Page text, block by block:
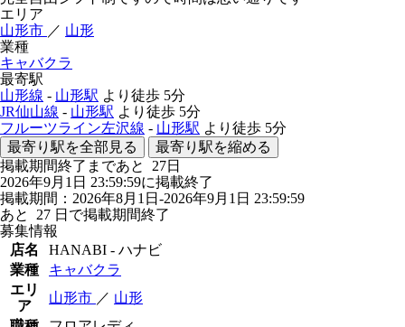
エリア
山形市 ／ 山形
業種
キャバクラ
最寄駅
山形線 - 山形駅 より徒歩 5分
JR仙山線 - 山形駅 より徒歩 5分
フルーツライン左沢線 - 山形駅 より徒歩 5分
最寄り駅を全部見る
最寄り駅を縮める
掲載期間終了まであと 27日
2026年9月1日 23:59:59に掲載終了
掲載期間：2026年8月1日-2026年9月1日 23:59:59
あと 27 日で掲載期間終了
募集情報
店名
HANABI - ハナビ
業種
キャバクラ
エリ
ア
山形市 ／ 山形